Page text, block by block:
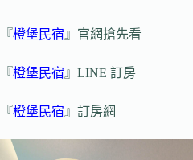
『橙堡民宿』官網搶先看
『橙堡民宿』LINE 訂房
『橙堡民宿』訂房網